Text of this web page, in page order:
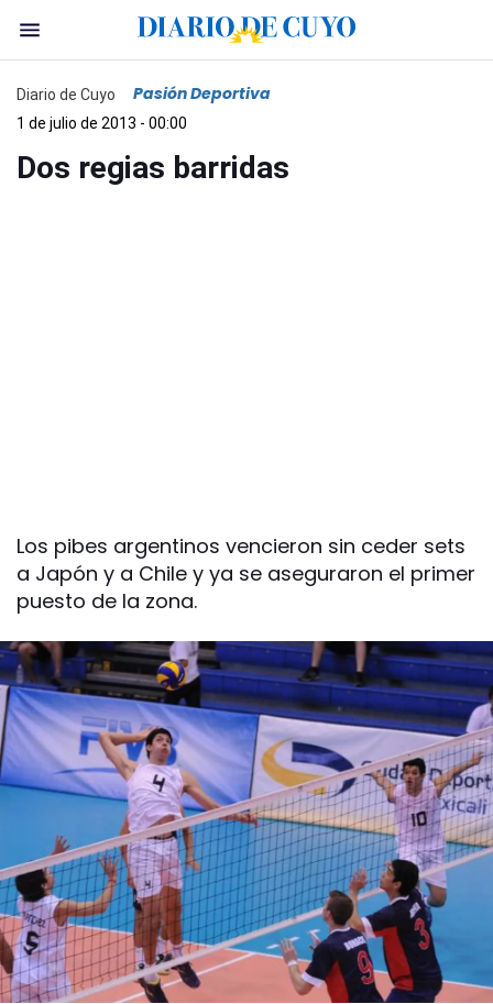
Diario de Cuyo Pasión Deportiva
1 de julio de 2013 - 00:00
Dos regias barridas
Los pibes argentinos vencieron sin ceder sets
a Japón y a Chile y ya se aseguraron el primer
puesto de la zona.